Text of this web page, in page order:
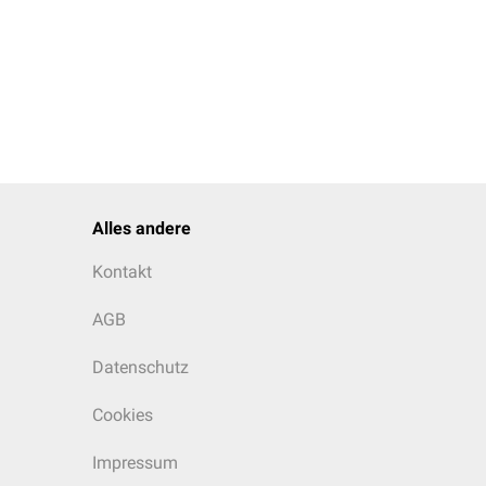
Alles andere
Kontakt
AGB
Datenschutz
Cookies
Impressum